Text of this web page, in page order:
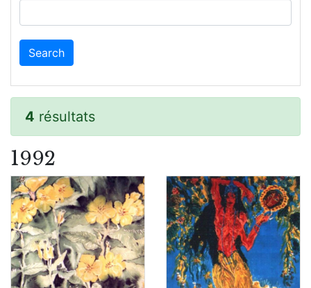
4 résultats
1992